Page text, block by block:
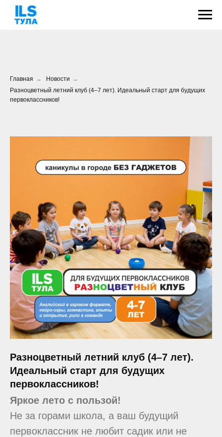
Главная → Новости →
Разноцветный летний клуб (4–7 лет). Идеальный старт для будущих
первоклассников!
Разноцветный летний клуб (4–7 лет).
Идеальный старт для будущих
первоклассников!
Яркое лето с пользой!
Не за горами школа, а ваш будущий
первоклассник не любит садик или не